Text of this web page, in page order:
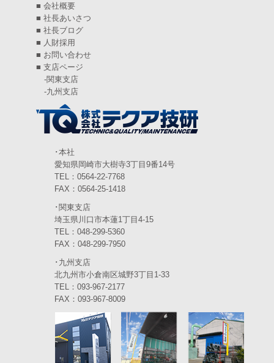
2024年7月(6)
2024年6月 (4)
2024年5月(5)
2024年4月(5)
(6)
2024年2月(4)
(6)
2023年12月(3)
2023年10月(3)
2023年9月(4)
(3)
2023年7月(5)
(5)
(5)
■ 会社概要
■ 社長あいさつ
■ 社長ブログ
■ 人財採用
■ お問い合わせ
■ 支店ページ
-関東支店
-九州支店
･本社
愛知県岡崎市大樹寺3丁目9番14号
TEL：0564-22-7768
FAX：0564-25-1418
･関東支店
埼玉県川口市本蓮1丁目4-15
TEL：048-299-5360
FAX：048-299-7950
･九州支店
北九州市小倉南区城野3丁目1-33
TEL：093-967-2177
FAX：093-967-8009